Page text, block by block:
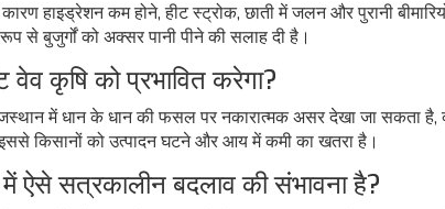
हाइड्रेशन कम होने, हीट स्ट्रोक, छाती में जलन और पुरानी
से बुजुर्गों को अक्सर पानी पीने की सलाह दी है।
वेव कृषि को प्रभावित करेगा?
में धान के धान की फसल पर नकारात्मक असर देखा जा सकता
किसानों को उत्पादन घटने और आय में कमी का खतरा है।
में ऐसे सत्रकालीन बदलाव की संभावना है?